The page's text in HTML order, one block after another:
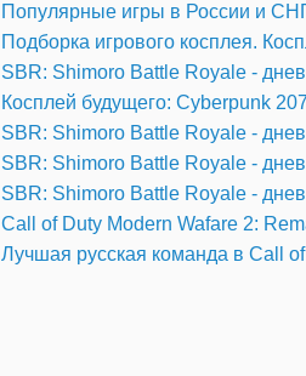
Популярные игры в России и
Подборка игрового косплея.
SBR: Shimoro Battle Royale -
Косплей будущего: Cyberpunk
SBR: Shimoro Battle Royale -
SBR: Shimoro Battle Royale -
SBR: Shimoro Battle Royale -
Call of Duty Modern Wafare 2:
Лучшая русская команда в Call